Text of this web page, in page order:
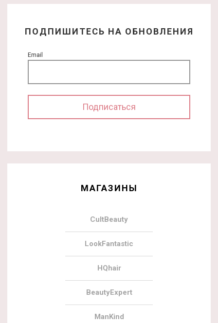
ПОДПИШИТЕСЬ НА ОБНОВЛЕНИЯ
Email
МАГАЗИНЫ
CultBeauty
LookFantastic
HQhair
BeautyExpert
ManKind